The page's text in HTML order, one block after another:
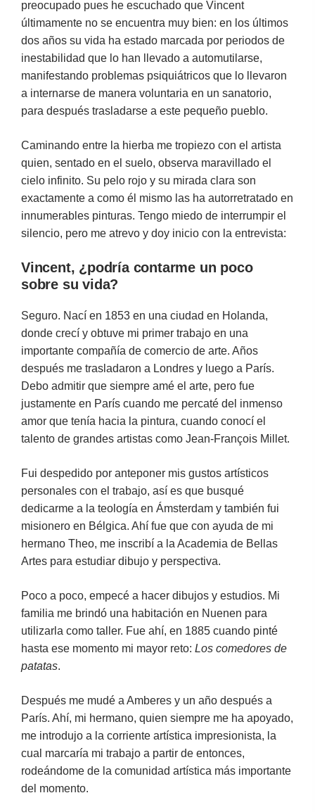
preocupado pues he escuchado que Vincent
últimamente no se encuentra muy bien: en los últimos
dos años su vida ha estado marcada por periodos de
inestabilidad que lo han llevado a automutilarse,
manifestando problemas psiquiátricos que lo llevaron
a internarse de manera voluntaria en un sanatorio,
para después trasladarse a este pequeño pueblo.
Caminando entre la hierba me tropiezo con el artista
quien, sentado en el suelo, observa maravillado el
cielo infinito. Su pelo rojo y su mirada clara son
exactamente a como él mismo las ha autorretratado en
innumerables pinturas. Tengo miedo de interrumpir el
silencio, pero me atrevo y doy inicio con la entrevista:
Vincent, ¿podría contarme un poco
sobre su vida?
Seguro. Nací en 1853 en una ciudad en Holanda,
donde crecí y obtuve mi primer trabajo en una
importante compañía de comercio de arte. Años
después me trasladaron a Londres y luego a París.
Debo admitir que siempre amé el arte, pero fue
justamente en París cuando me percaté del inmenso
amor que tenía hacia la pintura, cuando conocí el
talento de grandes artistas como Jean-François Millet.
Fui despedido por anteponer mis gustos artísticos
personales con el trabajo, así es que busqué
dedicarme a la teología en Ámsterdam y también fui
misionero en Bélgica. Ahí fue que con ayuda de mi
hermano Theo, me inscribí a la Academia de Bellas
Artes para estudiar dibujo y perspectiva.
Poco a poco, empecé a hacer dibujos y estudios. Mi
familia me brindó una habitación en Nuenen para
utilizarla como taller. Fue ahí, en 1885 cuando pinté
hasta ese momento mi mayor reto: Los comedores de
patatas.
Después me mudé a Amberes y un año después a
París. Ahí, mi hermano, quien siempre me ha apoyado,
me introdujo a la corriente artística impresionista, la
cual marcaría mi trabajo a partir de entonces,
rodeándome de la comunidad artística más importante
del momento.